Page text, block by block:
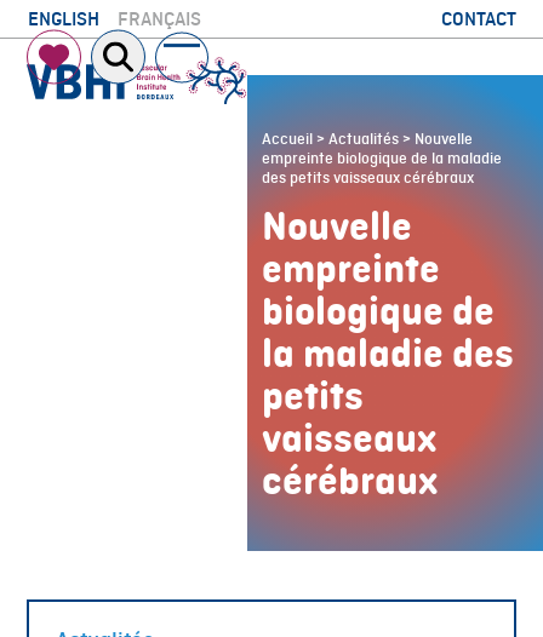
Skip
to
content
ENGLISH FRANÇAIS CONTACT
Open
mobile
Close
mobile
Nouvelle
empreinte
biologique de
la maladie des
petits
vaisseaux
cérébraux
Accueil >Actualités > Nouvelle
empreinte biologique de la maladie
des petits vaisseaux cérébraux